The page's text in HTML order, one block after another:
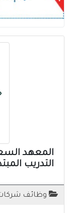
المعهد
التدريب
وظائف